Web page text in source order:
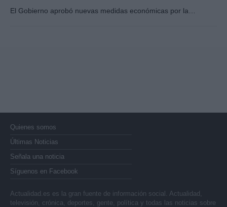
El Gobierno aprobó nuevas medidas económicas por la…
Quienes somos
Últimas Noticias
Señala una noticia
Síguenos en Facebook
Actualidad.es es la gran fuente de información social. Actualidad,
televisión, crónica, deportes, gente, política y todas las noticias sobre